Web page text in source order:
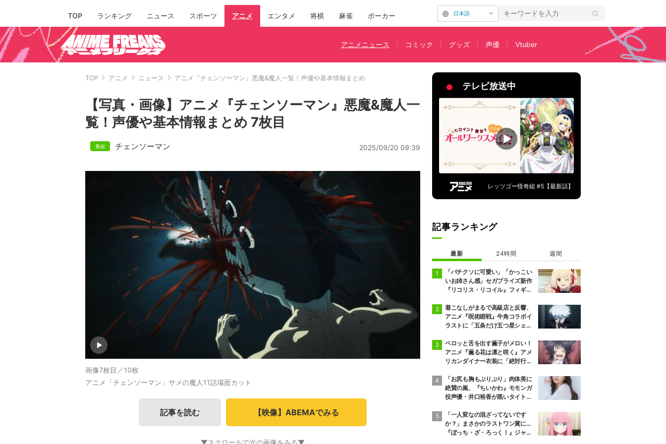
TOP ランキング ニュース スポーツ アニメ エンタメ 将棋 麻雀 ポーカー 日本語
アニメニュース コミック グッズ 声優 Vtuber
TOP アニメ ニュース アニメ『チェンソーマン』悪魔&魔人一覧！声優や基本情報まとめ
【写真・画像】アニメ『チェンソーマン』悪魔&魔人一
覧！声優や基本情報まとめ 7枚目
チェンソーマン 2025/09/20 09:39
画像7枚目／10枚
アニメ「チェンソーマン」サメの魔人11話場面カット
記事を読む 【映像】ABEMAでみる
▼スクロールで次の画像をみる▼
テレビ放送中
レッツゴー怪奇組 #5【最新話】
記事ランキング
最新 24時間 週間
「バチクソに可愛い」「かっこい
いお姉さん感」セガプライズ新作
『リコリス・リコイル』フィギュ
着こなしがまるで高級店と反響、
アニメ『呪術廻戦』牛角コラボイ
ラストに「五条だけ五つ星シェ
ペロッと舌を出す薫子がメロい！
アニメ『薫る花は凛と咲く』アメ
リカンダイナー衣装に「絶対行き
「お尻も胸もぷりぷり」肉体美に
絶賛の嵐、『ちいかわ』モモンガ
役声優・井口裕香が黒いタイトウ
「一人変なの混ざってないです
か？」まさかのラストワン賞に…
『ぼっち・ざ・ろっく！』ジャー